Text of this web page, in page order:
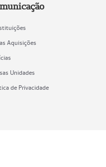
Aquisições
Unidades
de Privacidade